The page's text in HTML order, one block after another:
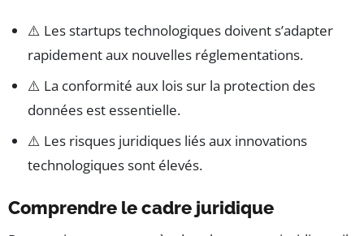
⚠️ Les startups technologiques doivent s’adapter
rapidement aux nouvelles réglementations.
⚠️ La conformité aux lois sur la protection des
données est essentielle.
⚠️ Les risques juridiques liés aux innovations
technologiques sont élevés.
Comprendre le cadre juridique